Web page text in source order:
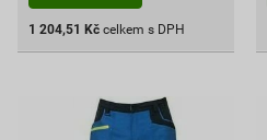
1 204,51 Kč celkem s DPH